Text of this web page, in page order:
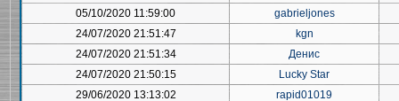
05/10/2020 11:59:00
gabrieljones
24/07/2020 21:51:47
kgn
24/07/2020 21:51:34
Денис
24/07/2020 21:50:15
Lucky Star
29/06/2020 13:13:02
rapid01019